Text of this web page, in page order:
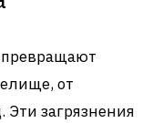
от
Эти загрязнения